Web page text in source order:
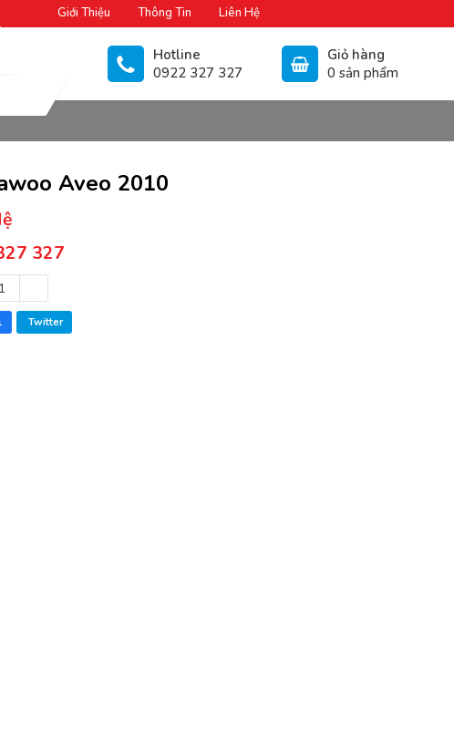
Giới Thiệu Thông Tin Liên Hệ
Hotline
0922 327 327
Giỏ hàng
0 sản phẩm
Aveo 2010
327
Twitter